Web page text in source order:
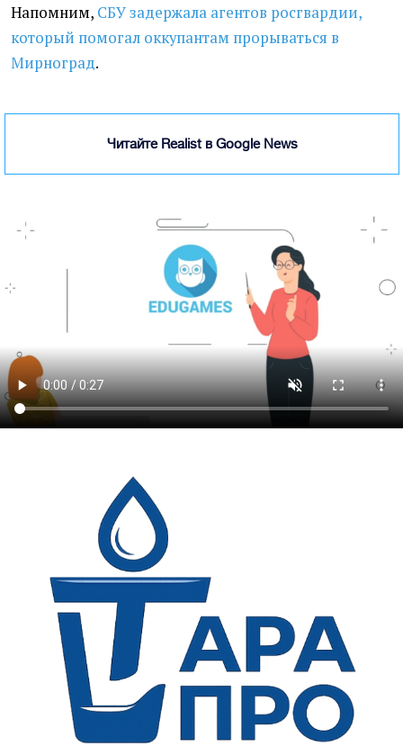
Напомним, СБУ задержала агентов росгвардии,
который помогал оккупантам прорываться в
Мирноград.
Читайте Realist в Google News